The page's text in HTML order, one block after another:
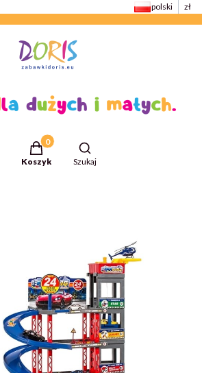
polski zł
Produkty w koszyku: 0. Zobacz
Koszyk
Otwórz wyszukiwarkę
Szukaj